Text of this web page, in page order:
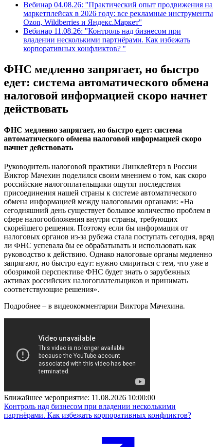
Вебинар 04.08.26: "Практический опыт продвижения на
маркетплейсах в 2026 году: все рекламные инструменты
Ozon, Wildberries и Яндекс.Маркет"
Вебинар 11.08.26: "Контроль над бизнесом при
владении несколькими партнёрами. Как избежать
корпоративных конфликтов? "
ФНС медленно запрягает, но быстро
едет: система автоматического обмена
налоговой информацией скоро начнет
действовать
ФНС медленно запрягает, но быстро едет: система
автоматического обмена налоговой информацией скоро
начнет действовать
Руководитель налоговой практики Линклейтерз в России
Виктор Мачехин поделился своим мнением о том, как скоро
российские налогоплательщики ощутят последствия
присоединения нашей страны к системе автоматического
обмена информацией между налоговыми органами: «На
сегодняшний день существует большое количество проблем в
сфере налогообложения внутри страны, требующих
скорейшего решения. Поэтому если бы информация от
налоговых органов из-за рубежа стала поступать сегодня, вряд
ли ФНС успевала бы ее обрабатывать и использовать как
руководство к действию. Однако налоговые органы медленно
запрягают, но быстро едут: нужно смириться с тем, что уже в
обозримой перспективе ФНС будет знать о зарубежных
активах российских налогоплательщиков и принимать
соответствующие решения».
Подробнее – в видеокомментарии Виктора Мачехина.
Ближайшее мероприятие: 11.08.2026 10:00:00
Контроль над бизнесом при владении несколькими
партнёрами. Как избежать корпоративных конфликтов?